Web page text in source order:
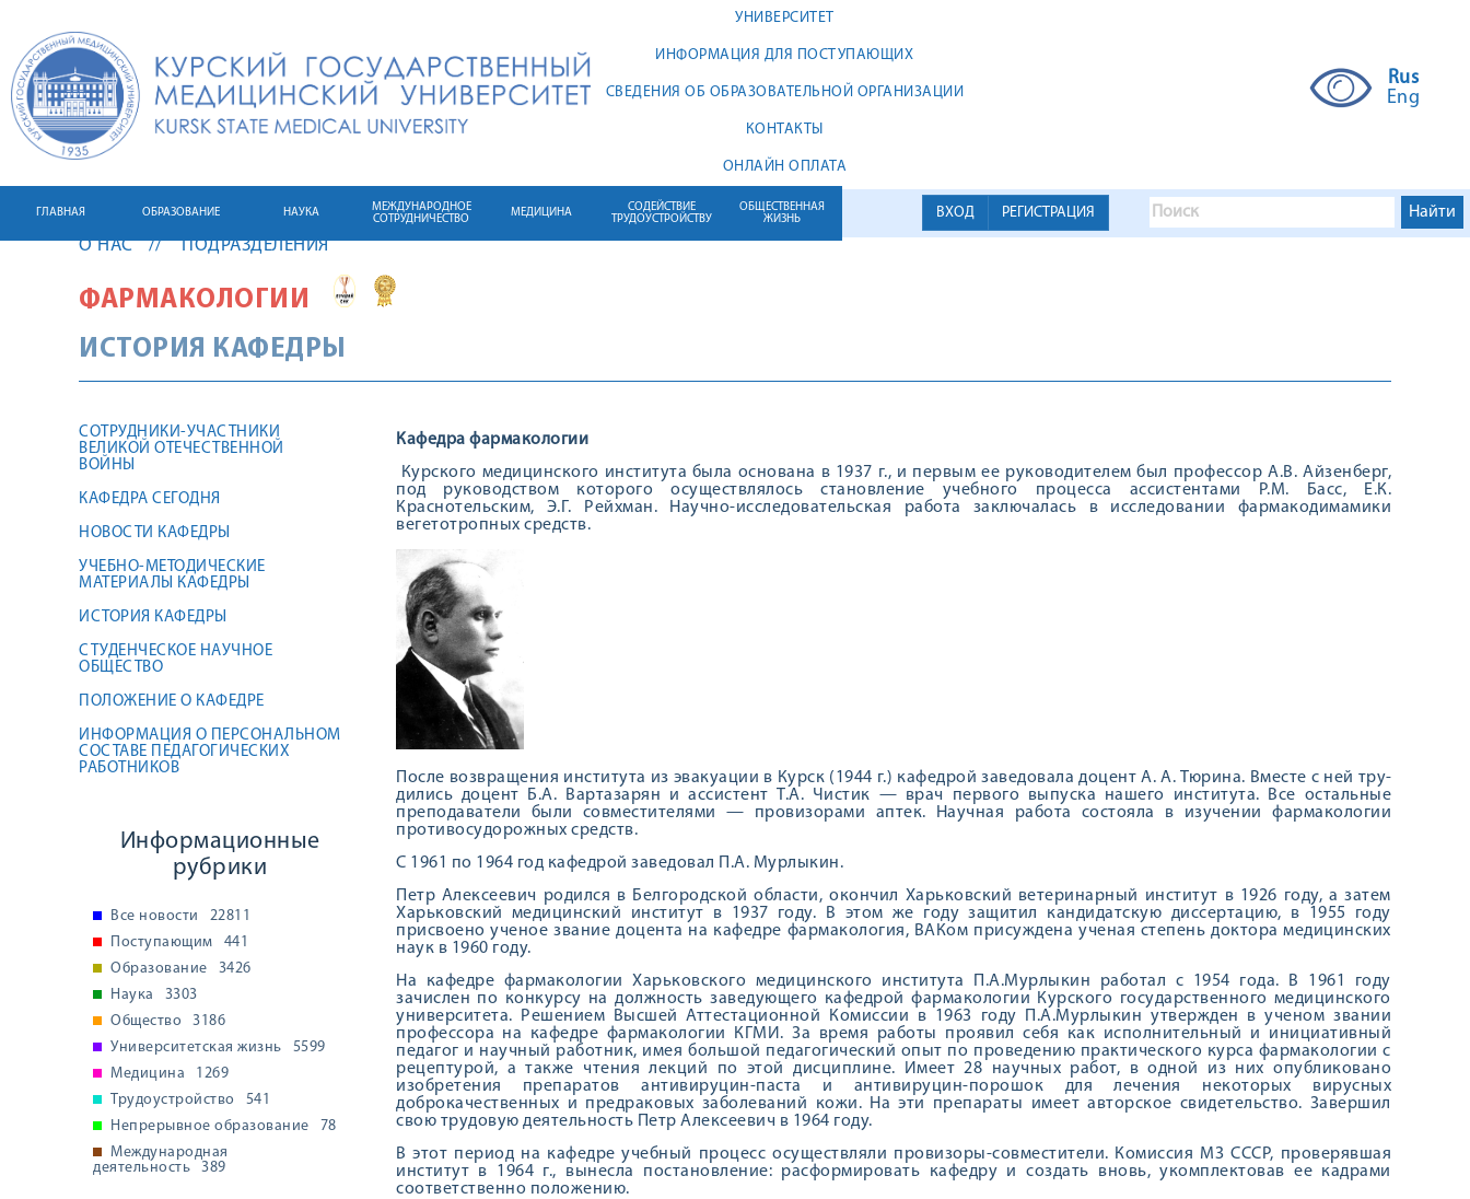
УНИВЕРСИТЕТ
ИНФОРМАЦИЯ ДЛЯ ПОСТУПАЮЩИХ
СВЕДЕНИЯ ОБ ОБРАЗОВАТЕЛЬНОЙ ОРГАНИЗАЦИИ
КОНТАКТЫ
ОНЛАЙН ОПЛАТА
Rus
Eng
ВХОД РЕГИСТРАЦИЯ
ГЛАВНАЯ ОБРАЗОВАНИЕ НАУКА
МЕЖДУНАРОДНОЕ
СОТРУДНИЧЕСТВО
МЕДИЦИНА
СОДЕЙСТВИЕ
ТРУДОУСТРОЙСТВУ
ОБЩЕСТВЕННАЯ
ЖИЗНЬ
О НАС ПОДРАЗДЕЛЕНИЯ
ФАРМАКОЛОГИИ
ИСТОРИЯ КАФЕДРЫ
СОТРУДНИКИ-УЧАСТНИКИ
ВЕЛИКОЙ ОТЕЧЕСТВЕННОЙ
ВОЙНЫ
КАФЕДРА СЕГОДНЯ
НОВОСТИ КАФЕДРЫ
УЧЕБНО-МЕТОДИЧЕСКИЕ
МАТЕРИАЛЫ КАФЕДРЫ
ИСТОРИЯ КАФЕДРЫ
СТУДЕНЧЕСКОЕ НАУЧНОЕ
ОБЩЕСТВО
ПОЛОЖЕНИЕ О КАФЕДРЕ
ИНФОРМАЦИЯ О ПЕРСОНАЛЬНОМ
СОСТАВЕ ПЕДАГОГИЧЕСКИХ
РАБОТНИКОВ
Информационные
рубрики
Все новости
22811
Поступающим
441
Образование
3426
Наука
3303
Общество
3186
Университетская жизнь
5599
Медицина
1269
Трудоустройство
541
Непрерывное образование
78
Международная
деятельность
389
Кафедра фармакологии
Курского медицинского института была основана в 1937 г., и первым ее руководи­телем был профессор А.В. Ай­зенберг,
под руководством кото­рого осуществлялось становление учебного процесса ассистентами P.M. Басс, Е.К.
Краснотельским, Э.Г. Рейхман. Научно-исследова­тельская работа заключалась в исследовании фармакодимамики
вегетотропных средств.
После возвращения института из эвакуации в Курск (1944 г.) кафедрой заведовала доцент А. А. Тюрина. Вместе с ней тру­
дились доцент Б.А. Вартазарян и ассистент Т.А. Чистик — врач первого выпуска нашего инсти­тута. Все остальные
преподавате­ли были совместителями — про­визорами аптек. Научная работа состояла в изучении фармаколо­гии
противосудорожных средств.
С 1961 по 1964 год кафедрой заведовал П.А. Мурлыкин.
Петр Алексеевич родился в Белгородской области, окончил Харьковский ветеринарный институт в 1926 году, а затем
Харьковский медицинский институт в 1937 году. В этом же году защитил кандидатскую диссертацию, в 1955 году
присвоено ученое звание доцента на кафедре фармакология, ВАКом присуждена ученая степень доктора медицинских
наук в 1960 году.
На кафедре фармакологии Харьковского медицинского института П.А.Мурлыкин работал с 1954 года. В 1961 году
зачислен по конкурсу на должность заведующего кафедрой фармакологии Курского государственного медицинского
университета. Решением Высшей Аттестационной Комиссии в 1963 году П.А.Мурлыкин утвержден в ученом звании
профессора на кафедре фармакологии КГМИ. За время работы проявил себя как исполнительный и инициативный
педагог и научный работник, имея большой педагогический опыт по проведению практического курса фармакологии с
рецептурой, а также чтения лекций по этой дисциплине. Имеет 28 научных работ, в одной из них опубликовано
изобретения препаратов антивируцин-паста и антивируцин-порошок для лечения некоторых вирусных
доброкачественных и предраковых заболеваний кожи. На эти препараты имеет авторское свидетельство. Завершил
свою трудовую деятельность Петр Алексеевич в 1964 году.
В этот период на кафедре учеб­ный процесс осуществляли про­визоры-совместители. Комиссия МЗ СССР, проверяв­шая
институт в 1964 г., вынесла постановление: расформировать кафедру и создать вновь, уком­плектовав ее кадрами
соответ­ственно положению.